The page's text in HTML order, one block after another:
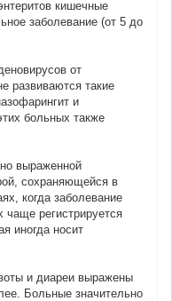
кишечные
заболевание (от 5 до
от
развиваются такие
и
больных также
выраженной
сохраняющейся в
когда заболевание
регистрируется
иногда носит
и диареи выражены
Больные значительно